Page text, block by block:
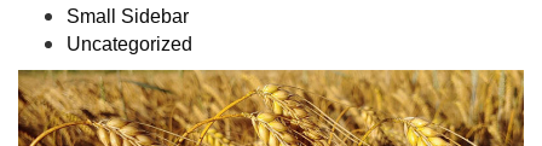
Small Sidebar
Uncategorized